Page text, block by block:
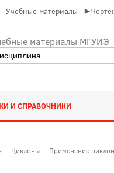
Учебные материалы
материалы МГУИЭ
И СПРАВОЧНИКИ
Циклоны Применение